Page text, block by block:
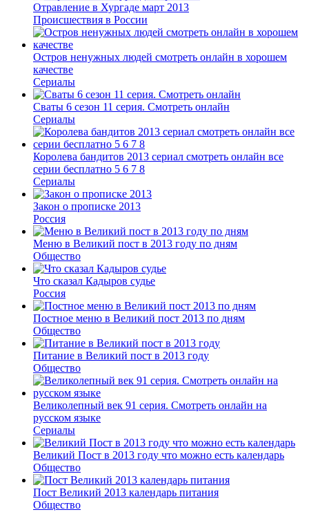
Отравление в Хургаде март 2013
Происшествия в России
Остров ненужных людей смотреть онлайн в хорошем
качестве
Сериалы
Cваты 6 сезон 11 серия. Смотреть онлайн
Сериалы
Королева бандитов 2013 сериал смотреть онлайн все
серии бесплатно 5 6 7 8
Сериалы
Закон о прописке 2013
Россия
Меню в Великий пост в 2013 году по дням
Общество
Что сказал Кадыров судье
Россия
Постное меню в Великий пост 2013 по дням
Общество
Питание в Великий пост в 2013 году
Общество
Великолепный век 91 серия. Смотреть онлайн на
русском языке
Сериалы
Великий Пост в 2013 году что можно есть календарь
Общество
Пост Великий 2013 календарь питания
Общество